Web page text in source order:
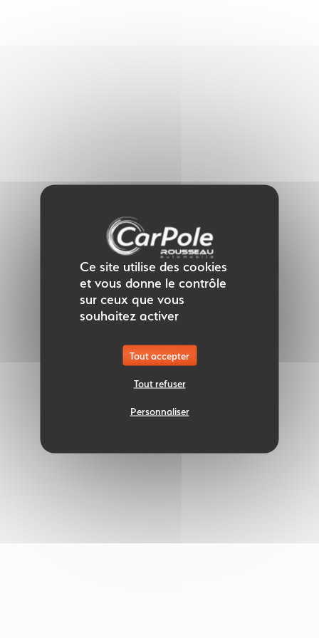
Ce site utilise des cookies
et vous donne le contrôle
sur ceux que vous
souhaitez activer
Tout accepter
Tout refuser
Personnaliser